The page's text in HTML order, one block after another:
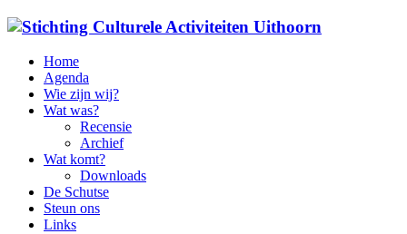
Home
Agenda
Wie zijn wij?
Wat was?
Recensie
Archief
Wat komt?
Downloads
De Schutse
Steun ons
Links